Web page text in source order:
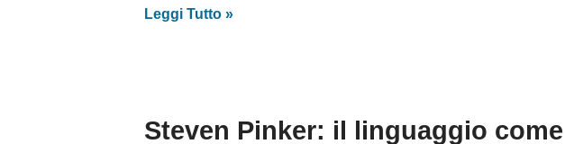
Leggi Tutto »
Steven Pinker: il linguaggio